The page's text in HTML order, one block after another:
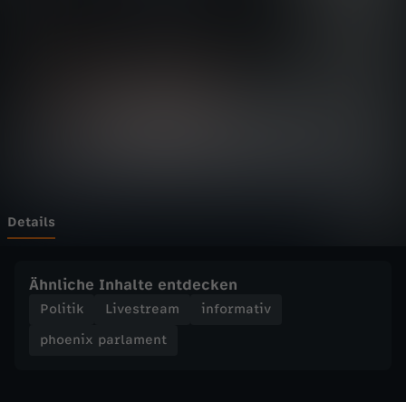
m
n
Details
Ähnliche Inhalte entdecken
Politik Livestream
informativ
phoenix parlament